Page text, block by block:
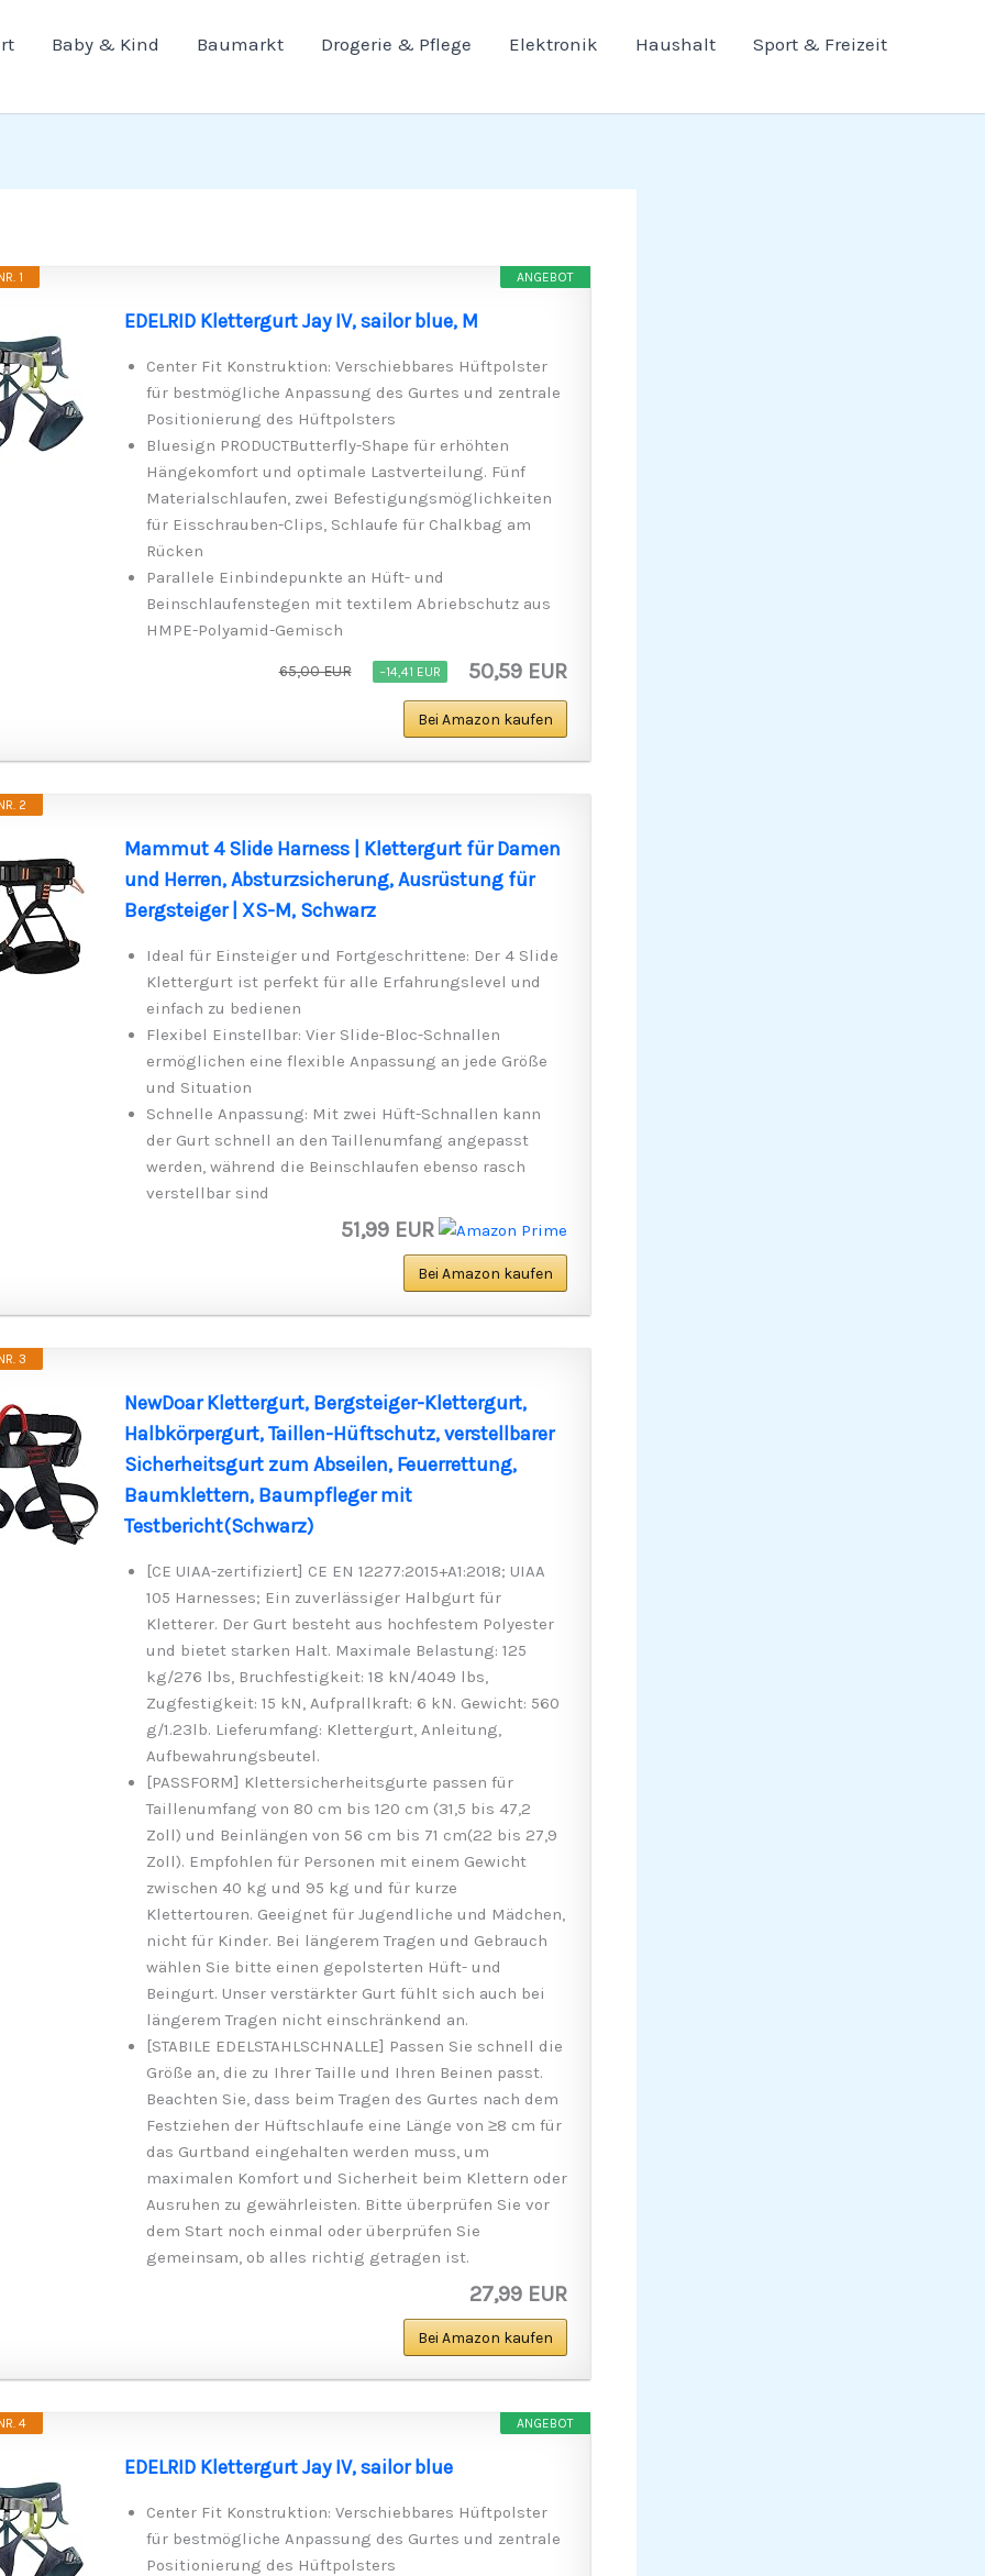
Baby & Kind Baumarkt Drogerie & Pflege Elektronik Haushalt Sport & Freizeit
ANGEBOT
1
EDELRID Klettergurt Jay IV, sailor blue, M
Center Fit Konstruktion: Verschiebbares Hüftpolster
für bestmögliche Anpassung des Gurtes und zentrale
Positionierung des Hüftpolsters
Bluesign PRODUCTButterfly-Shape für erhöhten
Hängekomfort und optimale Lastverteilung. Fünf
Materialschlaufen, zwei Befestigungsmöglichkeiten
für Eisschrauben-Clips, Schlaufe für Chalkbag am
Rücken
Parallele Einbindepunkte an Hüft- und
Beinschlaufenstegen mit textilem Abriebschutz aus
HMPE-Polyamid-Gemisch
65,00 EUR −14,41 EUR 50,59 EUR
Bei Amazon kaufen
2
Mammut 4 Slide Harness | Klettergurt für Damen
und Herren, Absturzsicherung, Ausrüstung für
Bergsteiger | XS-M, Schwarz
Ideal für Einsteiger und Fortgeschrittene: Der 4 Slide
Klettergurt ist perfekt für alle Erfahrungslevel und
einfach zu bedienen
Flexibel Einstellbar: Vier Slide-Bloc-Schnallen
ermöglichen eine flexible Anpassung an jede Größe
und Situation
Schnelle Anpassung: Mit zwei Hüft-Schnallen kann
der Gurt schnell an den Taillenumfang angepasst
werden, während die Beinschlaufen ebenso rasch
verstellbar sind
51,99 EUR
Bei Amazon kaufen
3
NewDoar Klettergurt, Bergsteiger-Klettergurt,
Halbkörpergurt, Taillen-Hüftschutz, verstellbarer
Sicherheitsgurt zum Abseilen, Feuerrettung,
Baumklettern, Baumpfleger mit
Testbericht(Schwarz)
[CE UIAA-zertifiziert] CE EN 12277:2015+A1:2018; UIAA
105 Harnesses; Ein zuverlässiger Halbgurt für
Kletterer. Der Gurt besteht aus hochfestem Polyester
und bietet starken Halt. Maximale Belastung: 125
kg/276 lbs, Bruchfestigkeit: 18 kN/4049 lbs,
Zugfestigkeit: 15 kN, Aufprallkraft: 6 kN. Gewicht: 560
g/1.23lb. Lieferumfang: Klettergurt, Anleitung,
Aufbewahrungsbeutel.
[PASSFORM] Klettersicherheitsgurte passen für
Taillenumfang von 80 cm bis 120 cm (31,5 bis 47,2
Zoll) und Beinlängen von 56 cm bis 71 cm(22 bis 27,9
Zoll). Empfohlen für Personen mit einem Gewicht
zwischen 40 kg und 95 kg und für kurze
Klettertouren. Geeignet für Jugendliche und Mädchen,
nicht für Kinder. Bei längerem Tragen und Gebrauch
wählen Sie bitte einen gepolsterten Hüft- und
Beingurt. Unser verstärkter Gurt fühlt sich auch bei
längerem Tragen nicht einschränkend an.
[STABILE EDELSTAHLSCHNALLE] Passen Sie schnell die
Größe an, die zu Ihrer Taille und Ihren Beinen passt.
Beachten Sie, dass beim Tragen des Gurtes nach dem
Festziehen der Hüftschlaufe eine Länge von ≥8 cm für
das Gurtband eingehalten werden muss, um
maximalen Komfort und Sicherheit beim Klettern oder
Ausruhen zu gewährleisten. Bitte überprüfen Sie vor
dem Start noch einmal oder überprüfen Sie
gemeinsam, ob alles richtig getragen ist.
27,99 EUR
Bei Amazon kaufen
ANGEBOT
4
EDELRID Klettergurt Jay IV, sailor blue
Center Fit Konstruktion: Verschiebbares Hüftpolster
für bestmögliche Anpassung des Gurtes und zentrale
Positionierung des Hüftpolsters